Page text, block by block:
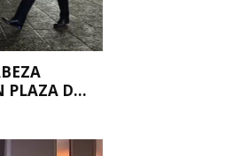
PLAZA D...